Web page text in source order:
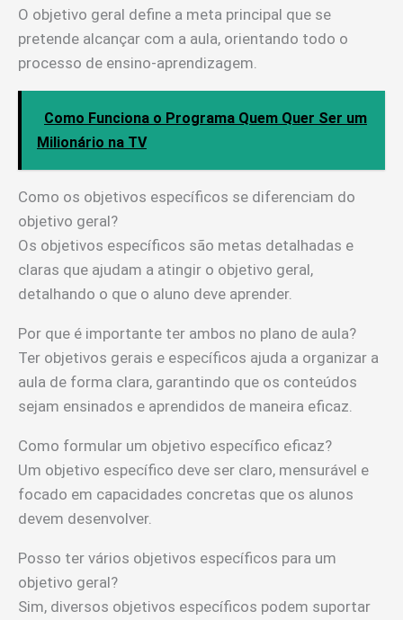
O objetivo geral define a meta principal que se
pretende alcançar com a aula, orientando todo o
processo de ensino-aprendizagem.
Como Funciona o Programa Quem Quer Ser um
Milionário na TV
Como os objetivos específicos se diferenciam do
objetivo geral?
Os objetivos específicos são metas detalhadas e
claras que ajudam a atingir o objetivo geral,
detalhando o que o aluno deve aprender.
Por que é importante ter ambos no plano de aula?
Ter objetivos gerais e específicos ajuda a organizar a
aula de forma clara, garantindo que os conteúdos
sejam ensinados e aprendidos de maneira eficaz.
Como formular um objetivo específico eficaz?
Um objetivo específico deve ser claro, mensurável e
focado em capacidades concretas que os alunos
devem desenvolver.
Posso ter vários objetivos específicos para um
objetivo geral?
Sim, diversos objetivos específicos podem suportar